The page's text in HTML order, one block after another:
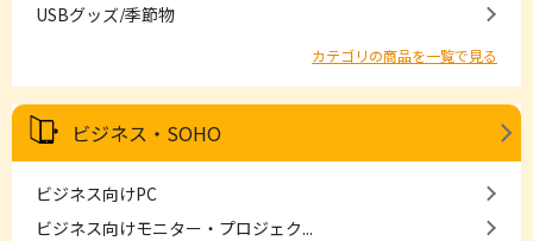
USBグッズ/季節物
カテゴリの商品を一覧で見る
ビジネス・SOHO
ビジネス向けPC
ビジネス向けモニター・プロジェク...